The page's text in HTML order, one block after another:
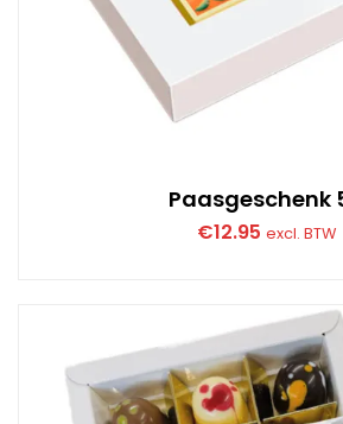
Paasgeschenk
€12.95 excl. BTW